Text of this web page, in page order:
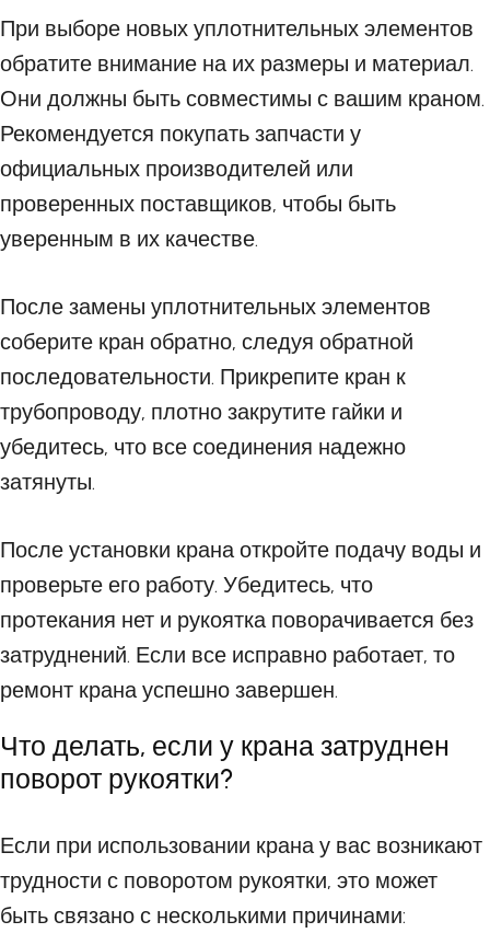
При выборе новых уплотнительных элементов
обратите внимание на их размеры и материал.
Они должны быть совместимы с вашим краном.
Рекомендуется покупать запчасти у
официальных производителей или
проверенных поставщиков, чтобы быть
уверенным в их качестве.
После замены уплотнительных элементов
соберите кран обратно, следуя обратной
последовательности. Прикрепите кран к
трубопроводу, плотно закрутите гайки и
убедитесь, что все соединения надежно
затянуты.
После установки крана откройте подачу воды и
проверьте его работу. Убедитесь, что
протекания нет и рукоятка поворачивается без
затруднений. Если все исправно работает, то
ремонт крана успешно завершен.
Что делать, если у крана затруднен
поворот рукоятки?
Если при использовании крана у вас возникают
трудности с поворотом рукоятки, это может
быть связано с несколькими причинами: